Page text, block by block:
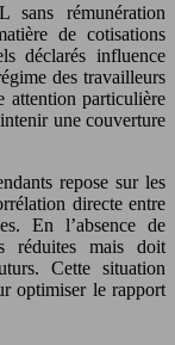
sans rémunération
de cotisations
déclarés influence
des travailleurs
attention particulière
une couverture
repose sur les
directe entre
En l’absence de
réduites mais doit
Cette situation
optimiser le rapport